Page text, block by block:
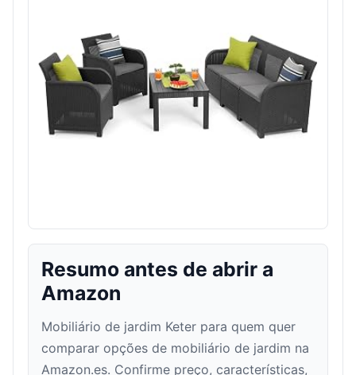
Resumo antes de abrir a
Amazon
Mobiliário de jardim Keter para quem quer
comparar opções de mobiliário de jardim na
Amazon.es. Confirme preço, características,